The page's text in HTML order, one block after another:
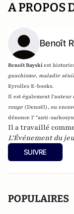
A PROPOS
Benoît
Benoît Rayskiest
gauchisme, maladie
Eyrolles E-books.
Il est également l'auteur
rouge (Denoël), ou
dénonce l' "anti-
Il a travaillé
L'Événement du
SUIVRE
POPULAIRES